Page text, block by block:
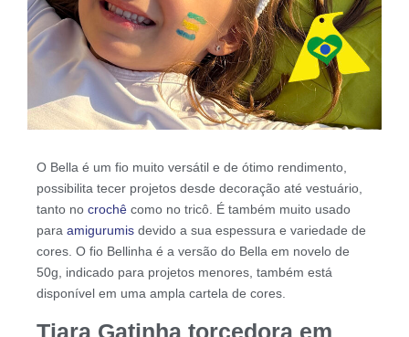
O Bella é um fio muito versátil e de ótimo rendimento,
possibilita tecer projetos desde decoração até vestuário,
tanto no crochê como no tricô. É também muito usado
para amigurumis devido a sua espessura e variedade de
cores. O fio Bellinha é a versão do Bella em novelo de
50g, indicado para projetos menores, também está
disponível em uma ampla cartela de cores.
Tiara Gatinha torcedora em